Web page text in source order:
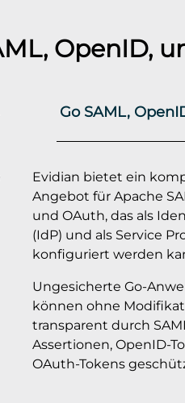
Go SAML,
Evidian bietet ein
Angebot für Apache
und OAuth, das als
(IdP) und als Service
konfiguriert werden
Ungesicherte Go-
können ohne
transparent durch
Assertionen, OpenID-
OAuth-Tokens